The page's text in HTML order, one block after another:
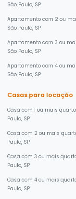
São Paulo, SP
Apartamento com 2 ou
São Paulo, SP
Apartamento com 3 ou
São Paulo, SP
Apartamento com 4 ou
São Paulo, SP
Casas para locação
Casa com 1 ou mais
Paulo, SP
Casa com 2 ou mais
Paulo, SP
Casa com 3 ou mais
Paulo, SP
Casa com 4 ou mais
Paulo, SP